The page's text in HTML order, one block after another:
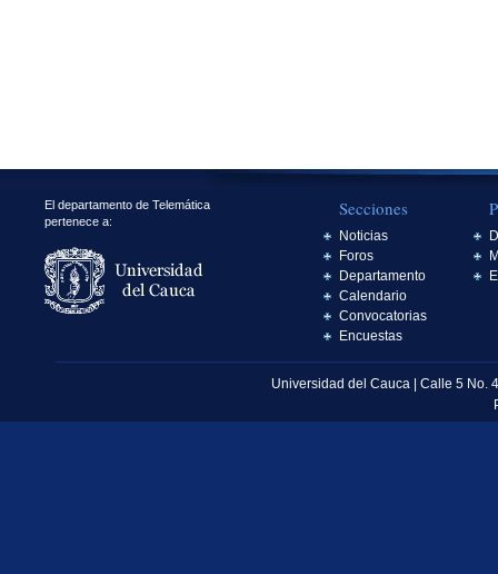
El departamento de Telemática
pertenece a:
Secciones
Noticias
Foros
Departamento
Calendario
Convocatorias
Encuestas
Universidad del Cauca | Calle 5 No.